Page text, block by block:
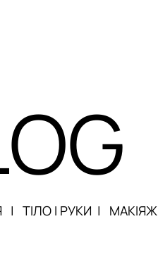
| ТІЛО І РУКИ | МАКІЯЖ